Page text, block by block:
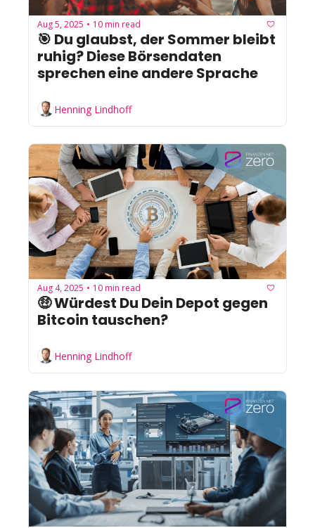
Aug 5, 2025 • 10 min read
🎯 Du glaubst, der Sommer bleibt
ruhig? Diese Börsendaten
sprechen eine andere Sprache
Henning Lindhoff
Aug 4, 2025 • 10 min read
🤑 Würdest Du Dein Depot gegen
Bitcoin tauschen?
Henning Lindhoff